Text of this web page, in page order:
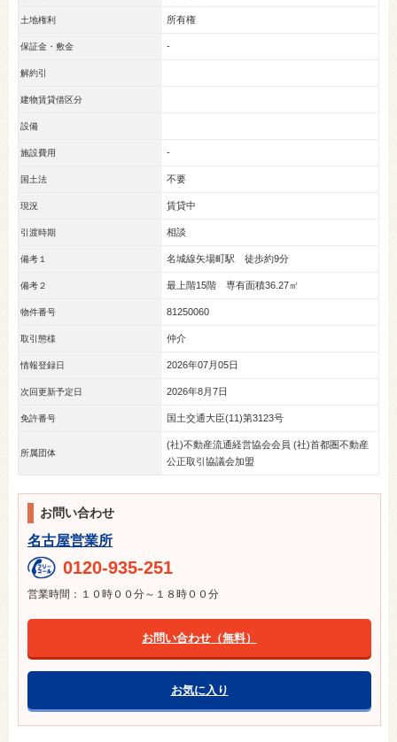
土地権利 所有権
保証金・敷金 -
解約引
建物賃貸借区分
設備
施設費用 -
国土法 不要
現況 賃貸中
引渡時期 相談
備考１ 名城線矢場町駅 徒歩約9分
備考２ 最上階15階 専有面積36.27㎡
物件番号 81250060
取引態様 仲介
情報登録日 2026年07月05日
次回更新予定日 2026年8月7日
免許番号 国土交通大臣(11)第3123号
所属団体
(社)不動産流通経営協会会員 (社)首都圏不動産
公正取引協議会加盟
お問い合わせ
名古屋営業所
0120-935-251
営業時間：１０時００分～１８時００分
お問い合わせ（無料）
お気に入り